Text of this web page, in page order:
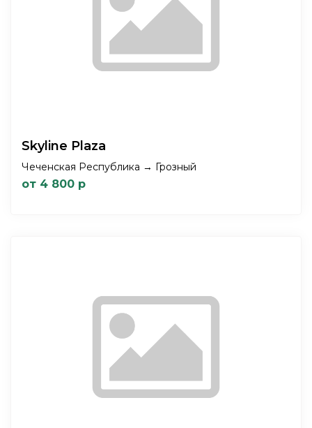
Skyline Plaza
Чеченская Республика → Грозный
от 4 800 р